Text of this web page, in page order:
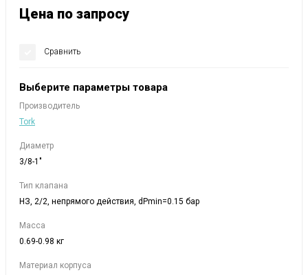
Цена по запросу
Сравнить
Выберите параметры товара
Производитель
Tork
Диаметр
3/8-1"
Тип клапана
НЗ, 2/2, непрямого действия, dPmin=0.15 бар
Масса
0.69-0.98 кг
Материал корпуса